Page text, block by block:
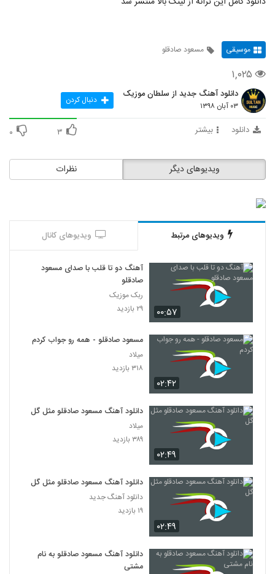
موسیقی مسعود صادقلو
۱,۰۲۵
دانلود آهنگ جدید از سلطان موزیک
۰۳ آبان ۱۳۹۸ دنبال کردن
دانلود بیشتر ۳ ۰
نظرات ویدیوهای دیگر
ویدیوهای مرتبط ویدیوهای کانال
۰۰:۵۷
آهنگ دو تا قلب با صدای مسعود
صادقلو
ربک موزیک
۲۹ بازدید
۰۲:۴۲
مسعود صادقلو - همه رو جواب کردم
میلاد
۳۱۸ بازدید
۰۲:۴۹
دانلود آهنگ مسعود صادقلو مثل گل
میلاد
۳۸۹ بازدید
۰۲:۴۹
دانلود آهنگ مسعود صادقلو مثل گل
دانلود آهنگ جدید
۱۹ بازدید
دانلود آهنگ مسعود صادقلو به نام
مشتی